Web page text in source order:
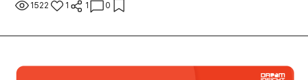
1522 1 1 0